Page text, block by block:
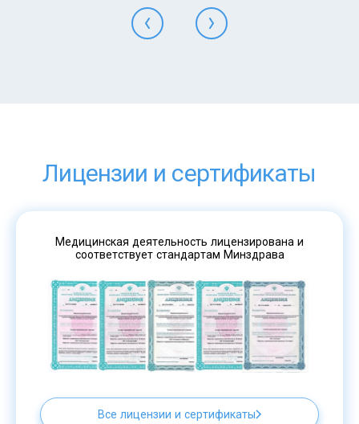
Лицензии и сертификаты
Медицинская деятельность лицензирована и
соответствует стандартам Минздрава
Все лицензии и сертификаты